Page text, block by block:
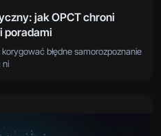
jak OPCT chroni
poradami
błędne samorozpoznanie
ni